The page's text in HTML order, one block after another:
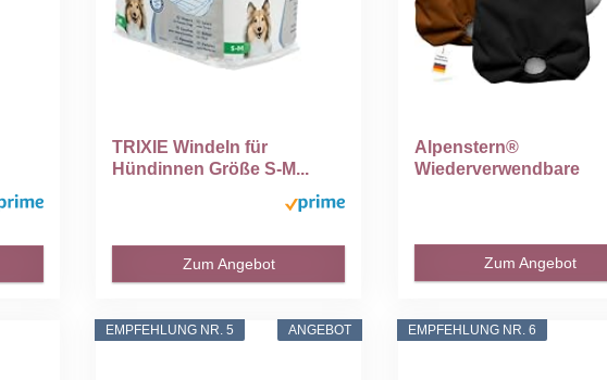
TRIXIE Windeln für
Hündinnen Größe S-M...
Zum Angebot
Alpenstern®
Wiederverwendbare
Zum Angebot
ANGEBOT
EMPFEHLUNG NR. 5 EMPFEHLUNG NR. 6